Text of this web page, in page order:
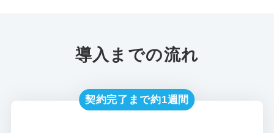
導入までの流れ
契約完了まで約1週間